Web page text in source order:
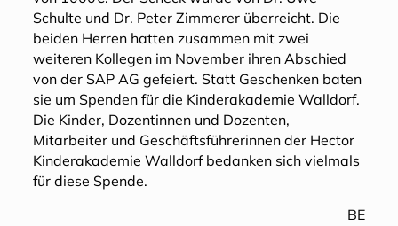
Schulte und Dr. Peter Zimmerer überreicht. Die
beiden Herren hatten zusammen mit zwei
weiteren Kollegen im November ihren Abschied
von der SAP AG gefeiert. Statt Geschenken baten
sie um Spenden für die Kinderakademie Walldorf.
Die Kinder, Dozentinnen und Dozenten,
Mitarbeiter und Geschäftsführerinnen der Hector
Kinderakademie Walldorf bedanken sich vielmals
für diese Spende.
BE